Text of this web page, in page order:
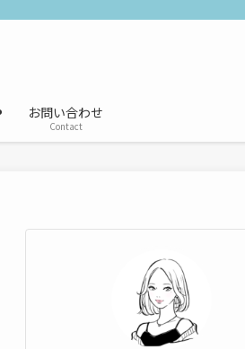
お問い合わせ
Contact